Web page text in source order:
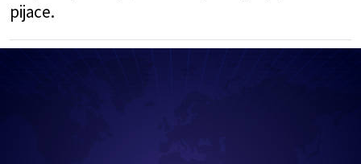
pijace.